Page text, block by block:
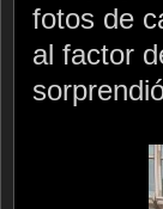
fotos de
al factor